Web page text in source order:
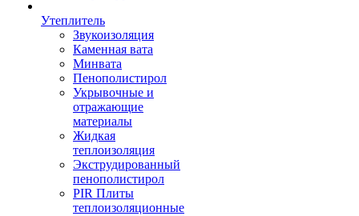
Утеплитель
Звукоизоляция
Каменная вата
Минвата
Пенополистирол
Укрывочные и
отражающие
материалы
Жидкая
теплоизоляция
Экструдированный
пенополистирол
PIR Плиты
теплоизоляционные